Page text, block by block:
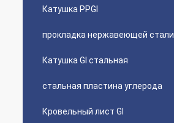
Катушка PPGI
прокладка нержавеющей стали
Катушка GI стальная
стальная пластина углерода
Кровельный лист GI